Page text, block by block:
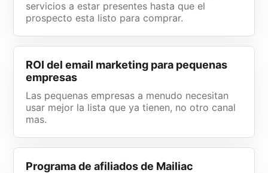
servicios a estar presentes hasta que el
prospecto esta listo para comprar.
ROI del email marketing para pequenas
empresas
Las pequenas empresas a menudo necesitan
usar mejor la lista que ya tienen, no otro canal
mas.
Programa de afiliados de Mailiac